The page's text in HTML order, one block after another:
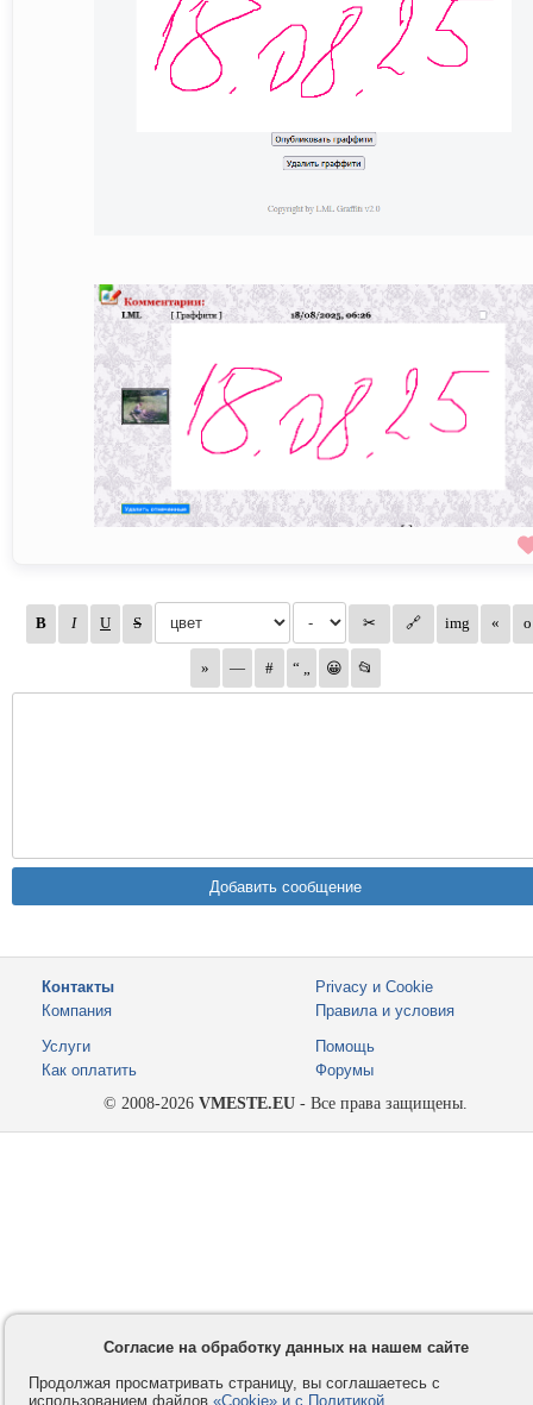
Контакты
Компания
Privacy и Cookie
Правила и условия
Услуги
Как оплатить
Помощь
Форумы
© 2008-2026 VMESTE.EU - Все права защищены.
Согласие на обработку данных на нашем сайте
Продолжая просматривать страницу, вы соглашаетесь с
использованием файлов «Cookie» и с Политикой